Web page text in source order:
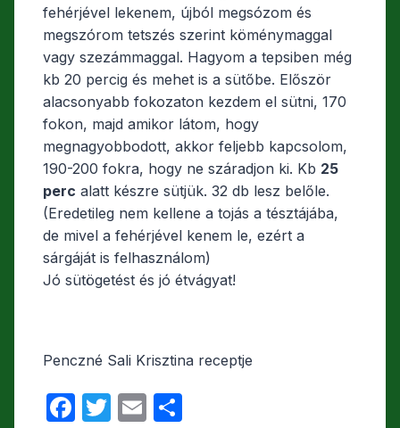
fehérjével lekenem, újból megsózom és
megszórom tetszés szerint köménymaggal
vagy szezámmaggal. Hagyom a tepsiben még
kb 20 percig és mehet is a sütőbe. Először
alacsonyabb fokozaton kezdem el sütni, 170
fokon, majd amikor látom, hogy
megnagyobbodott, akkor feljebb kapcsolom,
190-200 fokra, hogy ne száradjon ki. Kb 25
perc alatt készre sütjük. 32 db lesz belőle.
(Eredetileg nem kellene a tojás a tésztájába,
de mivel a fehérjével kenem le, ezért a
sárgáját is felhasználom)
Jó sütögetést és jó étvágyat!
Penczné Sali Krisztina‎ receptje
F
T
E